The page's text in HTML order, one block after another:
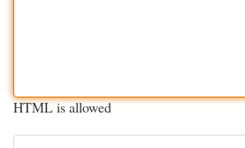
HTML is allowed